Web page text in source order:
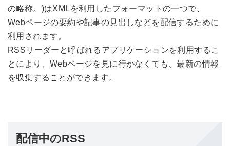
の略称。)はXMLを利用したフォーマットの一つで、
Webページの要約や記事の見出しなどを配信するために
利用されます。
RSSリーダーと呼ばれるアプリケーションを利用するこ
とにより、Webページを見に行かなくても、最新の情報
を収集することができます。
配信中のRSS